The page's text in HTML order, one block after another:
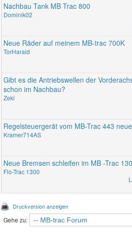
Nachbau Tank MB Trac 800
Dominik02
Neue Räder auf meinem MB-trac 700K
TorHarald
Gibt es die Antriebswellen der
schon im Nachbau?
Zeki
Regelsteuergerät vom MB-Trac 443
Kramer714AS
Neue Bremsen schleifen im MB -Trac
Flo-Trac 1300
Druckversion anzeigen
Gehe zu: